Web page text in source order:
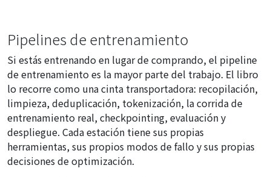
Pipelines de entrenamiento
Si estás entrenando en lugar de comprando, el pipeline
de entrenamiento es la mayor parte del trabajo. El libro
lo recorre como una cinta transportadora: recopilación,
limpieza, deduplicación, tokenización, la corrida de
entrenamiento real, checkpointing, evaluación y
despliegue. Cada estación tiene sus propias
herramientas, sus propios modos de fallo y sus propias
decisiones de optimización.